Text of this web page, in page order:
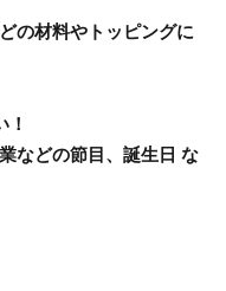
の材料やトッピングに
などの節目、誕生日 な